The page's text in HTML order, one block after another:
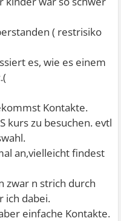
( restrisiko
es, wie es einem
Kontakte.
kurs zu besuchen. evtl
an,vielleicht findest
zwar n strich durch
ich dabei.
einfache Kontakte.